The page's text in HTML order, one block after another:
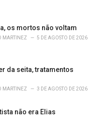
os mortos não voltam
MARTINEZ 5 DE AGOSTO DE 2026
da seita, tratamentos
MARTINEZ 3 DE AGOSTO DE 2026
não era Elias